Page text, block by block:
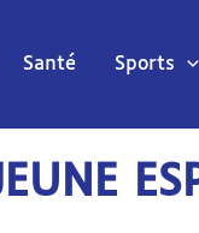
Santé Sports